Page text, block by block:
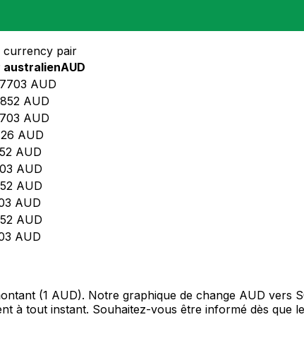
Dollar australien
currency pair
australienAUD
AUD
AUD
AUD
AUD
AUD
AUD
AUD
AUD
AUD
AUD
(1 AUD). Notre graphique de change AUD vers
à tout instant. Souhaitez-vous être informé dès